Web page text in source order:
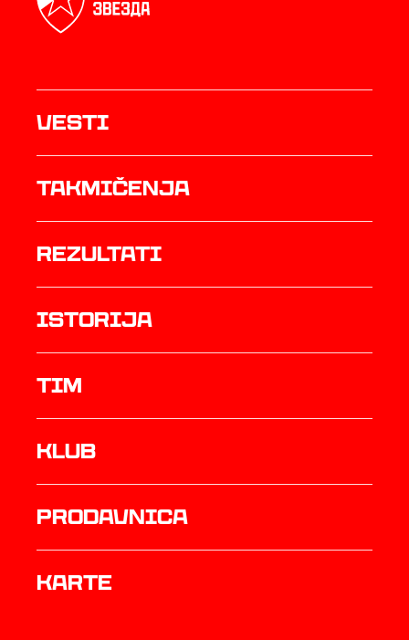
Vesti
Takmičenja
rezultati
istorija
TIM
Klub
prodavnica
Karte